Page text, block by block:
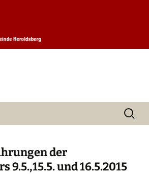
St.
um unsere
Suchen
nach:
der
9.5.,15.5. und 16.5.2015